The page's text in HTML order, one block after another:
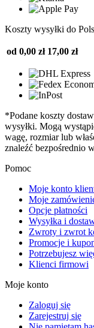
Koszty wysyłki do
od 0,00 zł 17,00 zł
*Podane koszty
wysyłki. Mogą
wagę, rozmiar lub
znaleźć bezpośrednio
Pomoc
Moje konto
Moje
Opcje płatności
Wysyłka i
Zwroty i zwrot
Promocje i
Potrzebujesz
Klienci firmowi
Moje konto
Zaloguj się
Zarejestruj się